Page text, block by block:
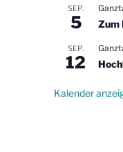
SEP.
5 Zum
SEP.
12
Kalender